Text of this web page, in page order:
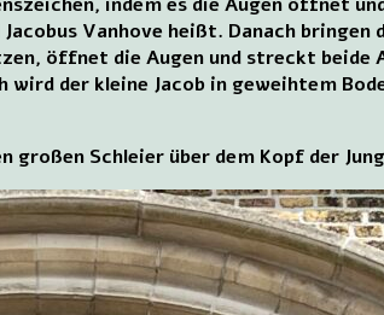
Vanhove heißt. Danach
öffnet die Augen und streckt beide
der kleine Jacob in geweihtem
großen Schleier über dem Kopf der